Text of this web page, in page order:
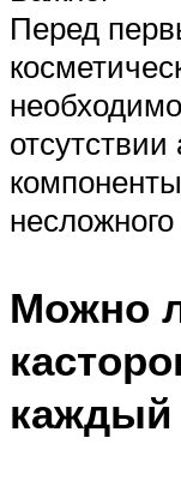
Перед
несложного
Можно
каждый